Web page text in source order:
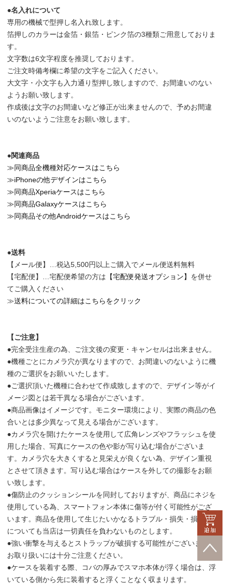
●名入れについて
専用の機械で型押し名入れ致します。
箔押しのカラーは金箔・銀箔・ピンク箔の3種類ご用意しておりま
す。
文字数は6文字程度を推奨しております。
ご注文時備考欄に希望の文字をご記入ください。
大文字・小文字も入力通り型押し致しますので、お間違いのない
ようお願い致します。
作成後は文字のお間違いなど修正が出来ませんので、予めお間違
いのないようご注意をお願い致します。
●関連商品
≫同商品全機種対応ケースはこちら
≫iPhoneの他デザインはこちら
≫同商品Xperiaケースはこちら
≫同商品Galaxyケースはこちら
≫同商品その他Androidケースはこちら
●送料
【メール便】…税込5,500円以上ご購入でメール便送料無料
【宅配便】…宅配便希望の方は 【宅配便発送オプション】 を併せ
てご購入ください
≫送料についての詳細はこちらをクリック
【ご注意】
●完全受注生産の為、ご注文後の変更・キャンセルは出来ません。
●機種ごとにカメラ穴が異なりますので、お間違いのないように機
種のご選択をお願いいたします。
●ご選択頂いた機種に合わせて作成致しますので、デザイン等がイ
メージ図とは若干異なる場合がございます。
●商品画像はイメージです。モニター環境により、実際の商品の色
合いとは多少異なって見える場合がございます。
●カメラ穴を開けたケースを使用して広角レンズやフラッシュを使
用した場合、写真にケースの色や影が写り込む場合がございま
す。カメラ穴を大きくすると見栄えが良くない為、デザイン重視
とさせて頂きます。写り込む場合はケースを外しての撮影をお願
い致します。
●傷防止のクッションシールを同封しておりますが、商品にネジを
使用している為、スマートフォン本体に傷等が付く可能性がござ
います。商品を使用して生じたいかなるトラブル・損失・損害等
についても当店は一切責任を負わないものとします。
●強い衝撃を与えるとストラップが破損する可能性がございます。
お取り扱いには十分ご注意ください。
●ケースを装着する際、コバの厚みでスマホ本体が浮く場合は、浮
いている側から先に装着すると浮くことなく収まります。